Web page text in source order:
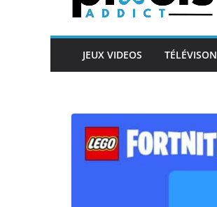
JEUX VIDEOS TÉLÉVISON